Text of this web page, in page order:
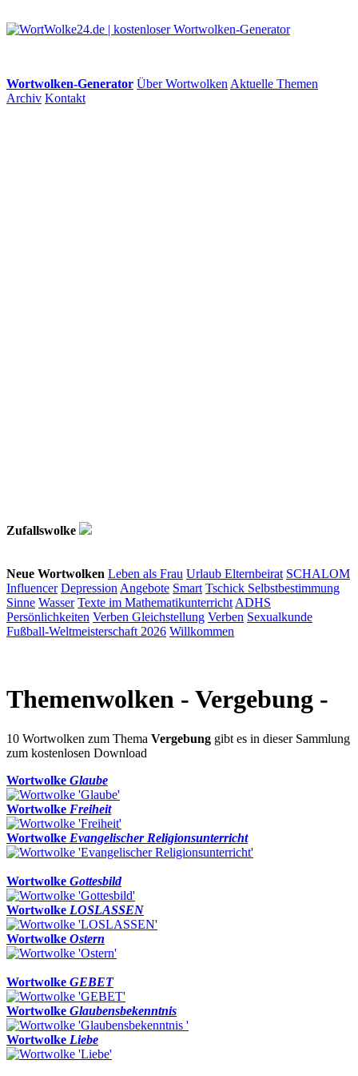
Wortwolken-Generator Über Wortwolken Aktuelle Themen
Archiv Kontakt
Zufallswolke
Neue Wortwolken Leben als Frau Urlaub Elternbeirat SCHALOM
Influencer Depression Angebote Smart Tschick Selbstbestimmung
Sinne Wasser Texte im Mathematikunterricht ADHS
Persönlichkeiten Verben Gleichstellung Verben Sexualkunde
Fußball-Weltmeisterschaft 2026 Willkommen
Themenwolken - Vergebung -
10 Wortwolken zum Thema Vergebung gibt es in dieser Sammlung
zum kostenlosen Download
Wortwolke Glaube
Wortwolke Freiheit
Wortwolke Evangelischer Religionsunterricht
Wortwolke Gottesbild
Wortwolke LOSLASSEN
Wortwolke Ostern
Wortwolke GEBET
Wortwolke Glaubensbekenntnis
Wortwolke Liebe